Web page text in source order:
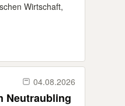
Wirtschaft,
04.08.2026
Neutraubling